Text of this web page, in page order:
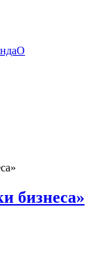
О
бизнеса»